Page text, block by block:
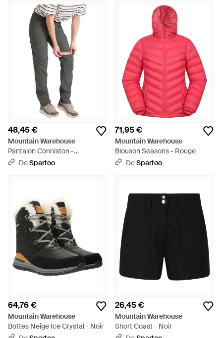
48,45 €
Mountain Warehouse
Pantalon Conniston -
Multicolore
DeSpartoo
71,95 €
Mountain Warehouse
Blouson Seasons - Rouge
DeSpartoo
64,76 €
Mountain Warehouse
Bottes Neige Ice Crystal - Noir
26,45 €
Mountain Warehouse
Short Coast - Noir